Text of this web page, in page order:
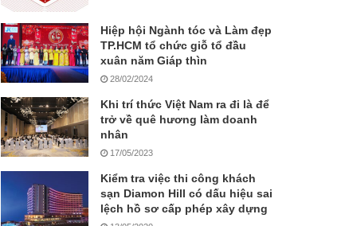
Hiệp hội Ngành tóc và Làm đẹp
TP.HCM tổ chức giỗ tổ đầu
xuân năm Giáp thìn
28/02/2024
Khi trí thức Việt Nam ra đi là để
trở về quê hương làm doanh
nhân
17/05/2023
Kiểm tra việc thi công khách
sạn Diamon Hill có dấu hiệu sai
lệch hồ sơ cấp phép xây dựng